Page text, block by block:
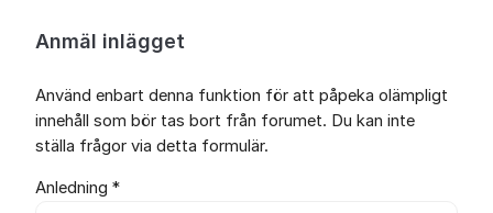
Anmäl inlägget
Använd enbart denna funktion för att påpeka olämpligt
innehåll som bör tas bort från forumet. Du kan inte
ställa frågor via detta formulär.
Anledning *